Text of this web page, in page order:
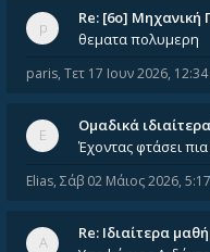
Re: [6o]
θεματα πολυμερη
paris, Τετ 17 Ιουν 2026,
Ομαδικά
Elias, Σάβ 02 Μάιος 2026,
Re: Ιδιαίτερα